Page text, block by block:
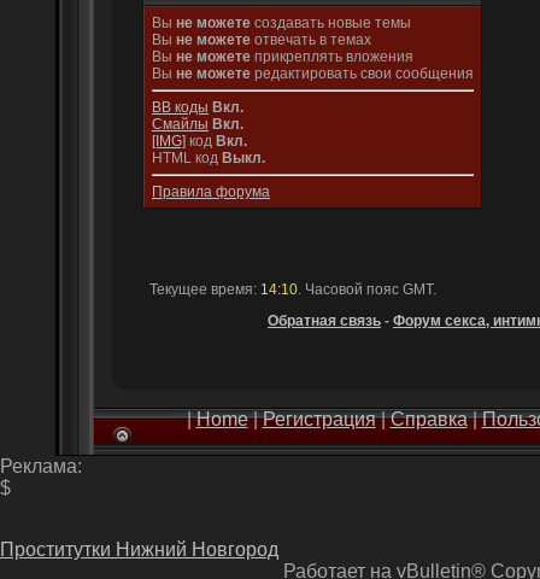
Вы не можете создавать новые темы
Вы не можете отвечать в темах
Вы не можете прикреплять вложения
Вы не можете редактировать свои сообщения
BB коды Вкл.
Смайлы Вкл.
[IMG] код Вкл.
HTML код Выкл.
Правила форума
Текущее время: 14:10. Часовой пояс GMT.
Обратная связь - Форум секса,
|Home|Регистрация|Справка|
Реклама:
$
Проститутки Нижний Новгород
Работает на vBulletin®